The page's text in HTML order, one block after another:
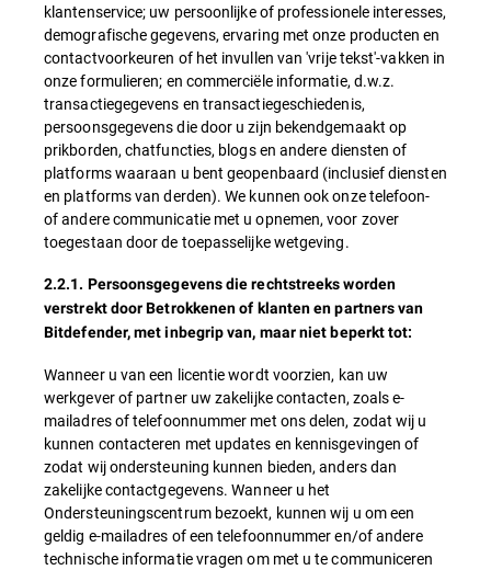
klantenservice; uw persoonlijke of professionele interesses,
demografische gegevens, ervaring met onze producten en
contactvoorkeuren of het invullen van 'vrije tekst'-vakken in
onze formulieren; en commerciële informatie, d.w.z.
transactiegegevens en transactiegeschiedenis,
persoonsgegevens die door u zijn bekendgemaakt op
prikborden, chatfuncties, blogs en andere diensten of
platforms waaraan u bent geopenbaard (inclusief diensten
en platforms van derden). We kunnen ook onze telefoon-
of andere communicatie met u opnemen, voor zover
toegestaan door de toepasselijke wetgeving.
2.2.1. Persoonsgegevens die rechtstreeks worden
verstrekt door Betrokkenen of klanten en partners van
Bitdefender, met inbegrip van, maar niet beperkt tot:
Wanneer u van een licentie wordt voorzien, kan uw
werkgever of partner uw zakelijke contacten, zoals e-
mailadres of telefoonnummer met ons delen, zodat wij u
kunnen contacteren met updates en kennisgevingen of
zodat wij ondersteuning kunnen bieden, anders dan
zakelijke contactgegevens. Wanneer u het
Ondersteuningscentrum bezoekt, kunnen wij u om een
geldig e-mailadres of een telefoonnummer en/of andere
technische informatie vragen om met u te communiceren